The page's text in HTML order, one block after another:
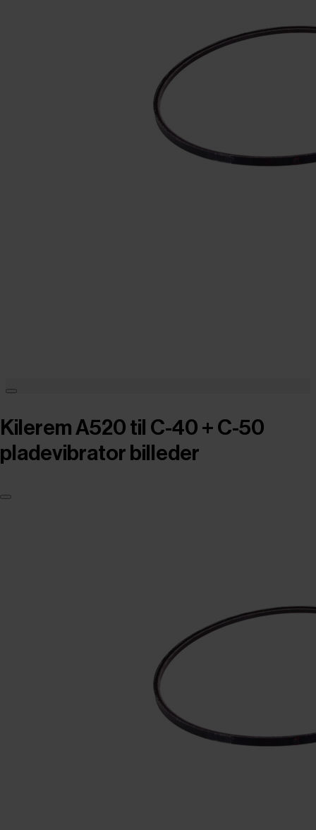
Kilerem A520 til C-40 + C-50
pladevibrator billeder